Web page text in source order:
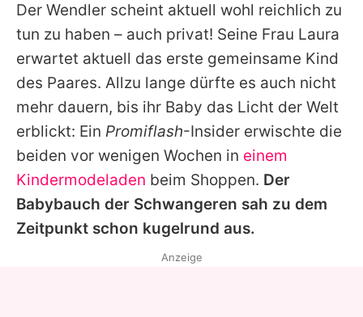
Der Wendler scheint aktuell wohl reichlich zu
tun zu haben – auch privat! Seine Frau Laura
erwartet aktuell das erste gemeinsame Kind
des Paares. Allzu lange dürfte es auch nicht
mehr dauern, bis ihr Baby das Licht der Welt
erblickt: Ein Promiflash-Insider erwischte die
beiden vor wenigen Wochen in einem
Kindermodeladen beim Shoppen. Der
Babybauch der Schwangeren sah zu dem
Zeitpunkt schon kugelrund aus.
Anzeige